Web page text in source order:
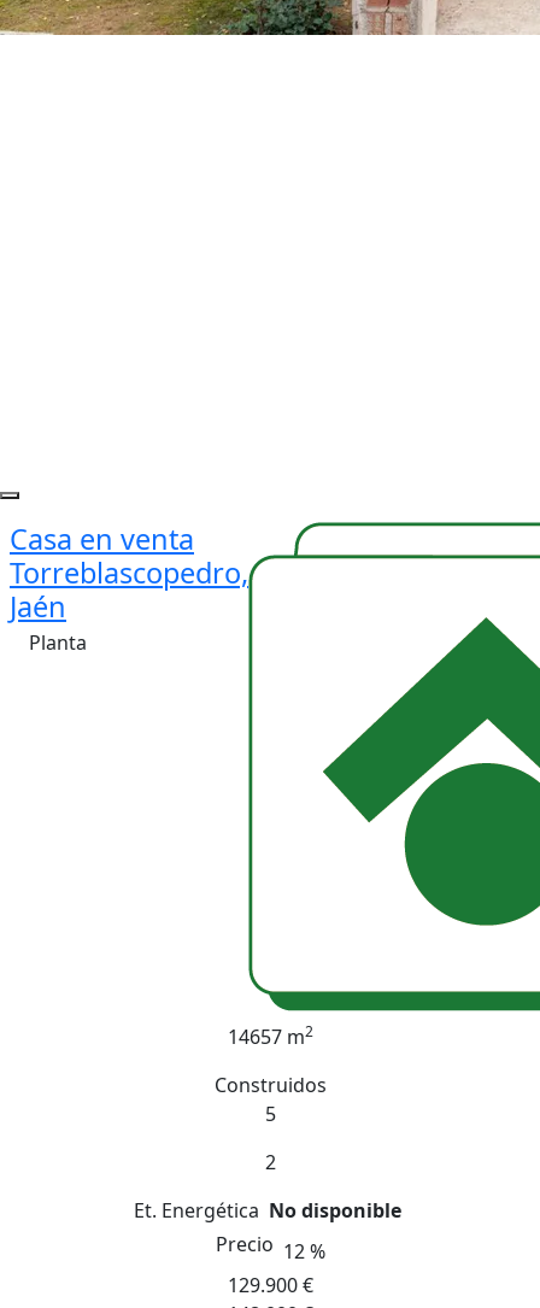
Casa en venta
Torreblascopedro,
Jaén
Planta
14657 m2
Construidos
5
2
Et. Energética No disponible
Precio 12 %
129.900 €